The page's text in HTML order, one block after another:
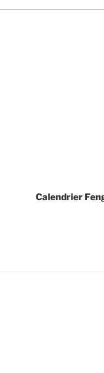
Calendrier